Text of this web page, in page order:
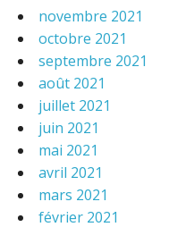
novembre 2021
octobre 2021
septembre 2021
août 2021
juillet 2021
juin 2021
mai 2021
avril 2021
mars 2021
février 2021